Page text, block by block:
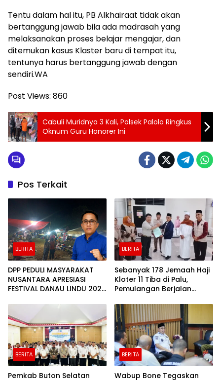
Tentu dalam hal itu, PB Alkhairaat tidak akan
bertanggung jawab bila ada madrasah yang
melaksanakan proses belajar mengajar, dan
ditemukan kasus Klaster baru di tempat itu,
tentunya harus bertanggung jawab dengan
sendiri.WA
Post Views: 860
Cabuli Muridnya 3 Kali, Polsek Palolo Ringkus
Oknum Guru Honorer Ini
Pos Terkait
BERITA
DPP PEDULI MASYARAKAT
NUSANTARA APRESIASI
FESTIVAL DANAU LINDU 2026
DAN EKONOMI KERAKYATAN
BERITA
Sebanyak 178 Jemaah Haji
Kloter 11 Tiba di Palu,
Pemulangan Berjalan
BERITA
Pemkab Buton Selatan
BERITA
Wabup Bone Tegaskan